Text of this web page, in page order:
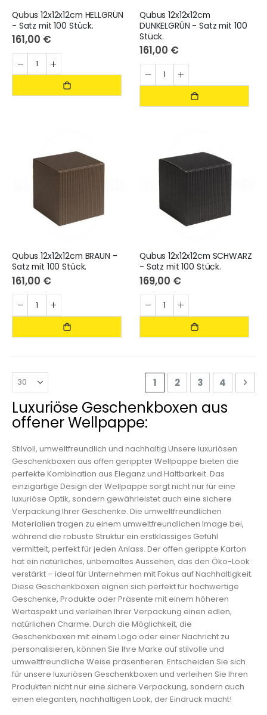
Qubus 12x12x12cm HELLGRÜN
- Satz mit 100 Stück.
161,00 €
Qubus 12x12x12cm
DUNKELGRÜN - Satz mit 100
Stück.
161,00 €
Qubus 12x12x12cm BRAUN -
Satz mit 100 Stück.
161,00 €
Qubus 12x12x12cm SCHWARZ
- Satz mit 100 Stück.
169,00 €
Seite
Sie lesen gerade die
1 Seite
2 Seite
3 Seite
4
Luxuriöse Geschenkboxen aus
offener Wellpappe:
Stilvoll, umweltfreundlich und nachhaltig.Unsere luxuriösen
Geschenkboxen aus offen gerippter Wellpappe bieten die
perfekte Kombination aus Eleganz und Haltbarkeit. Das
einzigartige Design der Wellpappe sorgt nicht nur für eine
luxuriöse Optik, sondern gewährleistet auch eine sichere
Verpackung Ihrer Geschenke. Die umweltfreundlichen
Materialien tragen zu einem umweltfreundlichen Image bei,
während die robuste Struktur ein erstklassiges Gefühl
vermittelt, perfekt für jeden Anlass. Der offen gerippte Karton
hat ein natürliches, unbemaltes Aussehen, das den Öko-Look
verstärkt – ideal für Unternehmen mit Fokus auf Nachhaltigkeit.
Diese Geschenkboxen eignen sich perfekt für hochwertige
Geschenke, Produkte oder Präsente mit einem höheren
Wertaspekt und verleihen Ihrer Verpackung einen edlen,
natürlichen Charme. Durch die Möglichkeit, die
Geschenkboxen mit einem Logo oder einer Nachricht zu
personalisieren, können Sie Ihre Marke auf stilvolle und
umweltfreundliche Weise präsentieren. Entscheiden Sie sich
für unsere luxuriösen Geschenkboxen und verleihen Sie Ihren
Produkten nicht nur eine sichere Verpackung, sondern auch
einen eleganten, nachhaltigen Look, der Eindruck macht!